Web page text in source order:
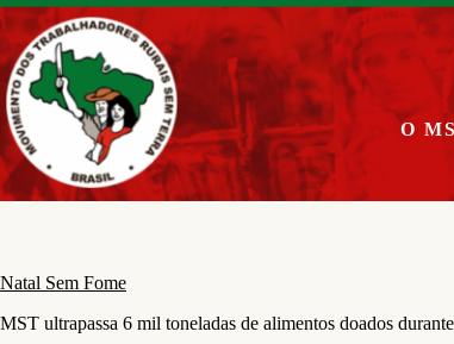
Pular
para
o
conteúdo
O
Natal Sem Fome
MST ultrapassa 6 mil toneladas de alimentos doados